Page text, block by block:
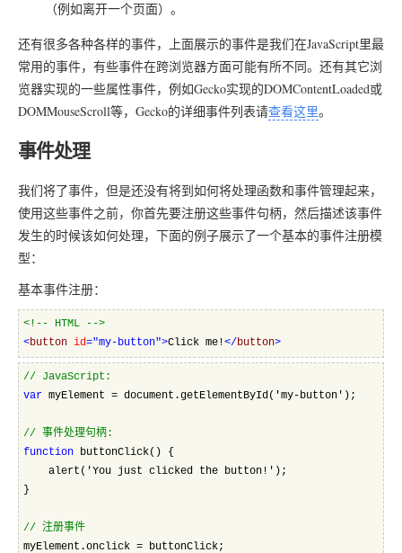
（例如离开一个页面）。
还有很多各种各样的事件，上面展示的事件是我们在JavaScript里最
常用的事件，有些事件在跨浏览器方面可能有所不同。还有其它浏
览器实现的一些属性事件，例如Gecko实现的DOMContentLoaded或
DOMMouseScroll等，Gecko的详细事件列表请查看这里。
事件处理
我们将了事件，但是还没有将到如何将处理函数和事件管理起来，
使用这些事件之前，你首先要注册这些事件句柄，然后描述该事件
发生的时候该如何处理，下面的例子展示了一个基本的事件注册模
型：
基本事件注册：
<!-- HTML
-->
<button id="my-button">Click me!</button>
// JavaScript:
var myElement = document.getElementById('my-button');
// 事件处理句柄:
function buttonClick() {
    alert('You just clicked the button!');
}
// 注册事件
myElement.onclick = buttonClick;